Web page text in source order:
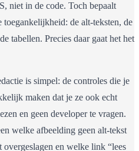
niet in de code. Toch bepaalt
de alt-teksten, de
tabellen. Precies daar gaat het het
is simpel: de controles die je
maken dat je ze ook echt
en geen developer te vragen.
welke afbeelding geen alt-tekst
en welke link “lees